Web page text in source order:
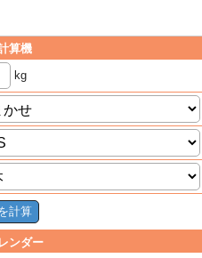
算機
kg
ンダー